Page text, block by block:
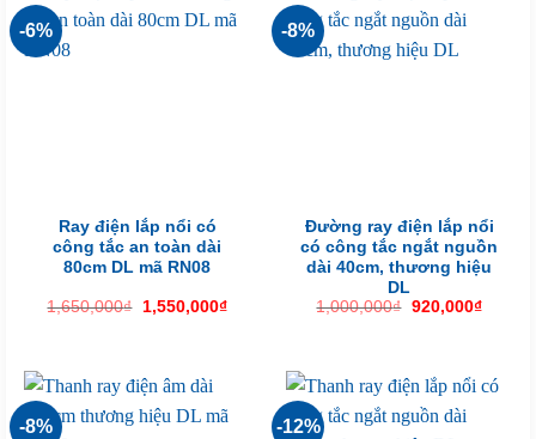
-6%
Ray điện lắp nổi có
công tắc an toàn dài
80cm DL mã RN08
1,650,000₫ Giá
gốc
1,550,000₫Giá
hiện
-8%
Đường ray điện lắp nổi
có công tắc ngắt nguồn
dài 40cm, thương hiệu
DL
1,000,000₫ Giá
gốc
920,000₫Giá
hiện
-8% -12%